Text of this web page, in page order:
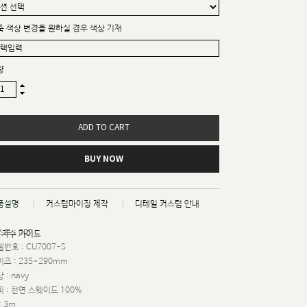
색상 변경을 원하실 경우 색상 기재
ADD TO CART
BUY NOW
설명 커스텀마이징 제작 디테일 커스텀 안내
치수 가이드
트 : 007
번호 : CU7007-S
즈 : 235~290mm
: navy
: 천연 스웨이드 100%
3m